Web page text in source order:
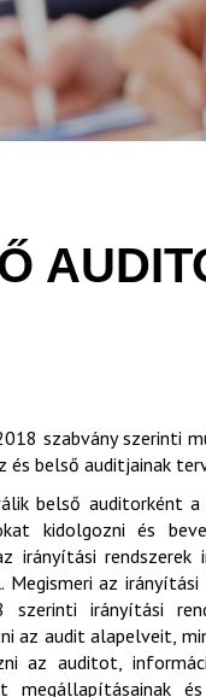
szabvány szerinti
belső auditjainak
belső auditorként
kidolgozni és
irányítási
az
irányítási
az audit alapelveit,
az auditot,
és